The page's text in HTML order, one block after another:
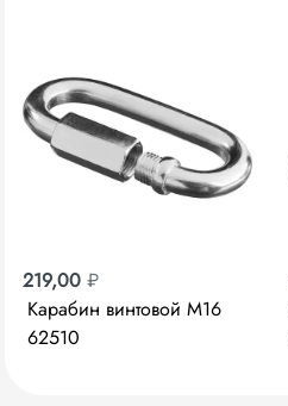
219,00 ₽
Карабин винтовой М16
62510